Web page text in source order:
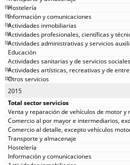
(b)
(b)
(b)
(b)
(b)
(b)
(b)
2015